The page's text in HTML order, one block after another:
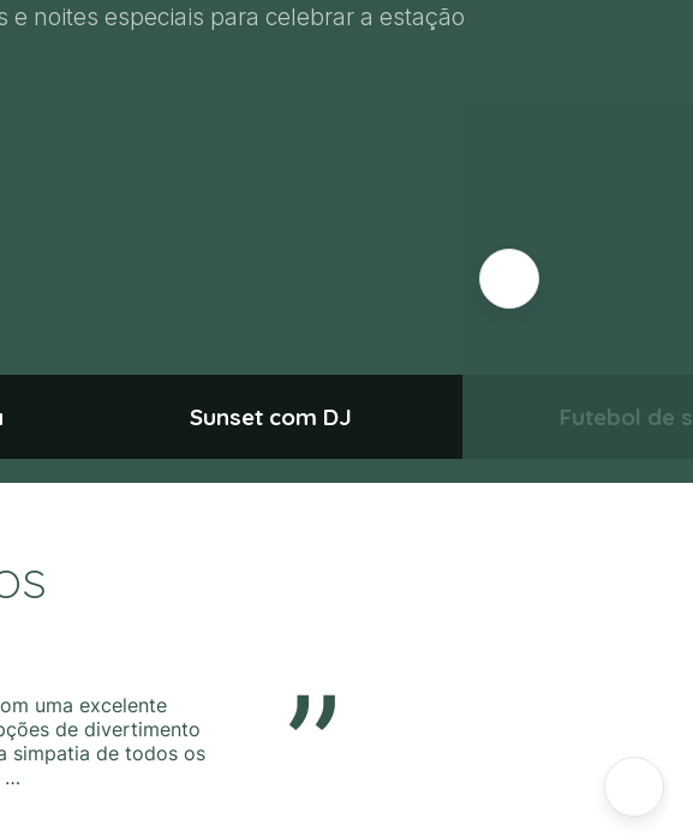
noites especiais para celebrar a estação
Sunset com DJ Futebol de
”
uma excelente
de divertimento
simpatia de todos os
…